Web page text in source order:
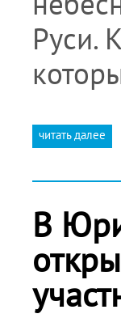
Руси.
читать далее
В